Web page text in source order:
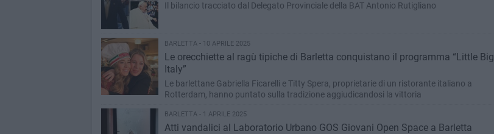
Il bilancio tracciato dal Delegato Provinciale della BAT Antonio Rutigliano
BARLETTA - 10 APRILE 2025
Le orecchiette al ragù tipiche di Barletta conquistano il programma “Little Big
Italy”
Le barlettane Gabriella Ficarelli e Titty Spera, proprietarie di un ristorante italiano a
Rotterdam, hanno puntato sulla tradizione aggiudicandosi la vittoria
BARLETTA - 1 APRILE 2025
Atti vandalici al Laboratorio Urbano GOS Giovani Open Space a Barletta